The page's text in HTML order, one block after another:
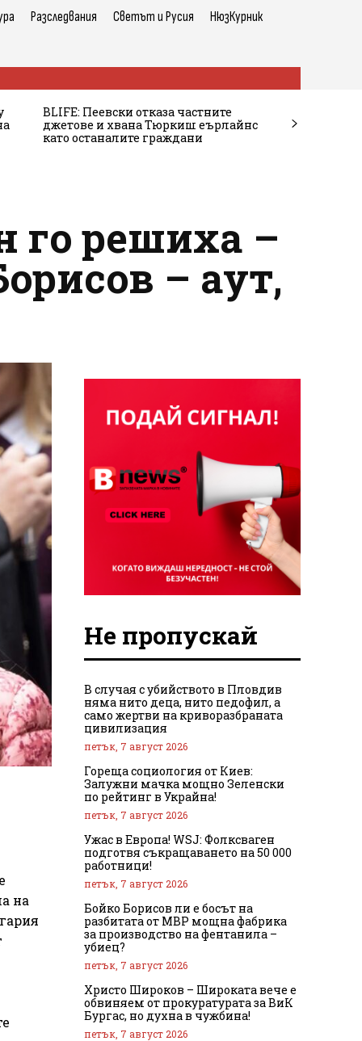
Разследвания Светът и Русия НюзКурник
BLIFE: Пеевски отказа частните
джетове и хвана Тюркиш еърлайнс
като останалите граждани
го решиха –
– аут,
на
Не пропускай
В случая с убийството в Пловдив
няма нито деца, нито педофил, а
само жертви на криворазбраната
цивилизация
петък, 7 август 2026
Гореща социология от Киев:
Залужни мачка мощно Зеленски
по рейтинг в Украйна!
петък, 7 август 2026
Ужас в Европа! WSJ: Фолксваген
подготвя съкращаването на 50 000
работници!
петък, 7 август 2026
Бойко Борисов ли е босът на
разбитата от МВР мощна фабрика
за производство на фентанила –
убиец?
петък, 7 август 2026
Христо Широков – Широката вече е
обвиняем от прокуратурата за ВиК
Бургас, но духна в чужбина!
петък, 7 август 2026